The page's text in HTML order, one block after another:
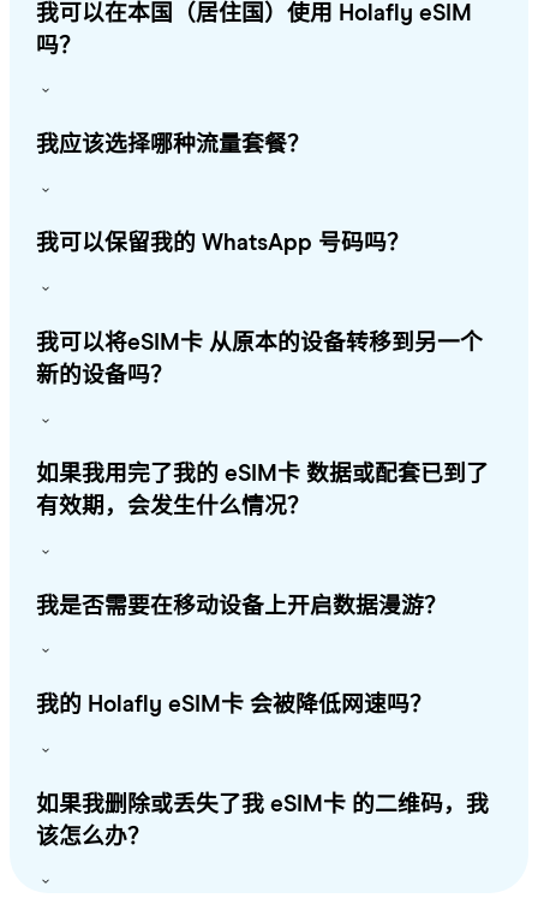
我可以在本国（居住国）使用 Holafly eSIM
吗？
我应该选择哪种流量套餐？
我可以保留我的 WhatsApp 号码吗？
我可以将eSIM卡 从原本的设备转移到另一个
新的设备吗？
如果我用完了我的 eSIM卡 数据或配套已到了
有效期，会发生什么情况？
我是否需要在移动设备上开启数据漫游？
我的 Holafly eSIM卡 会被降低网速吗？
如果我删除或丢失了我 eSIM卡 的二维码，我
该怎么办？